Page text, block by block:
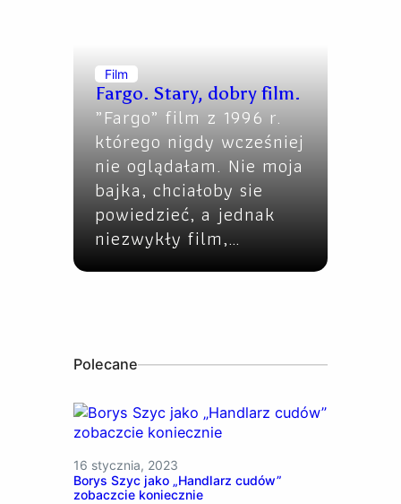
Film
Fargo. Stary, dobry film.
„Fargo” film z 1996 r.
którego nigdy wcześniej
nie oglądałam. Nie moja
bajka, chciałoby sie
powiedzieć, a jednak
niezwykły film,…
Polecane
16 stycznia, 2023
Borys Szyc jako „Handlarz cudów”
zobaczcie koniecznie